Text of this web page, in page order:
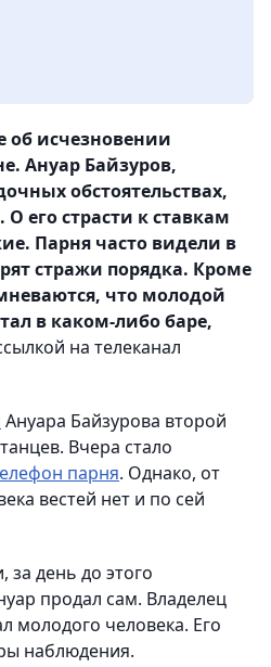
об исчезновении
Ануар Байзуров,
обстоятельствах,
его страсти к ставкам
Парня часто видели в
стражи порядка. Кроме
что молодой
в каком-либо баре,
на телеканал
Ануара Байзурова второй
Вчера стало
парня. Однако, от
вестей нет и по сей
за день до этого
продал сам. Владелец
молодого человека. Его
наблюдения.